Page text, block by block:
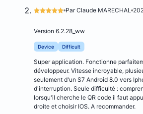
Par Claude MARECHAL
Version 6.2.28_ww
Device Difficult
Super application. Fonctionne
développeur. Vitesse incroyable,
seulement d'un S7 Android 8.0 vers
d'interruption. Seule difficulté :
lorsqu'il cherche le QR code il faut
droite et choisir IOS. A recommander.